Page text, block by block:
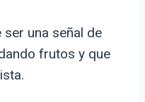
una señal de
frutos y que